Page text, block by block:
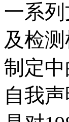
一系
及检
制定
自我